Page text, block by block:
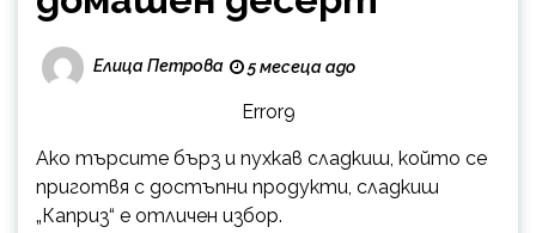
Елица Петрова 5 месеца ago
Error9
Ако търсите бърз и пухкав сладкиш, който се
приготвя с достъпни продукти, сладкиш
„Каприз“ е отличен избор.